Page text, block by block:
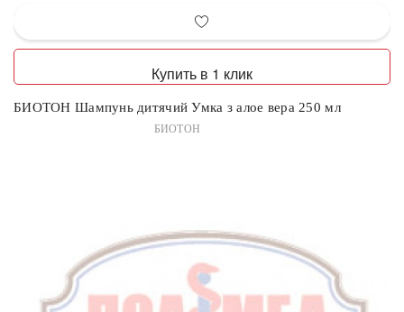
Купить в 1 клик
БИОТОН Шампунь дитячий Умка з алое вера 250 мл
БИОТОН